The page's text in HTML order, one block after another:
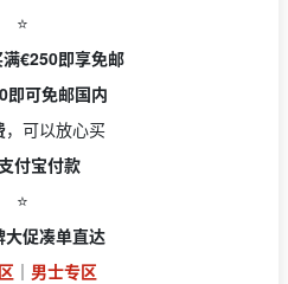
⭐️
€250即享免邮
即可免邮国内
，可以放心买
付宝付款
⭐️
大促凑单直达
｜ 男士专区